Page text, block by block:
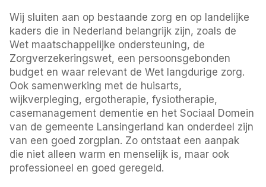
Wij sluiten aan op bestaande zorg en op landelijke
kaders die in Nederland belangrijk zijn, zoals de
Wet maatschappelijke ondersteuning, de
Zorgverzekeringswet, een persoonsgebonden
budget en waar relevant de Wet langdurige zorg.
Ook samenwerking met de huisarts,
wijkverpleging, ergotherapie, fysiotherapie,
casemanagement dementie en het Sociaal Domein
van de gemeente Lansingerland kan onderdeel zijn
van een goed zorgplan. Zo ontstaat een aanpak
die niet alleen warm en menselijk is, maar ook
professioneel en goed geregeld.